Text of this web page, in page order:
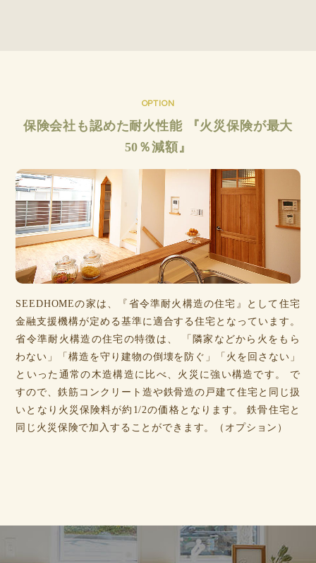
OPTION
保険会社も認めた耐火性能 『火災保険が最大
50％減額』
SEEDHOMEの家は、『省令準耐火構造の住宅』として住宅
金融支援機構が定める基準に適合する住宅となっています。
省令準耐火構造の住宅の特徴は、 「隣家などから火をもら
わない」「構造を守り建物の倒壊を防ぐ」「火を回さない」
といった通常の木造構造に比べ、火災に強い構造です。 で
すので、鉄筋コンクリート造や鉄骨造の戸建て住宅と同じ扱
いとなり火災保険料が約1/2の価格となります。 鉄骨住宅と
同じ火災保険で加入することができます。（オプション）